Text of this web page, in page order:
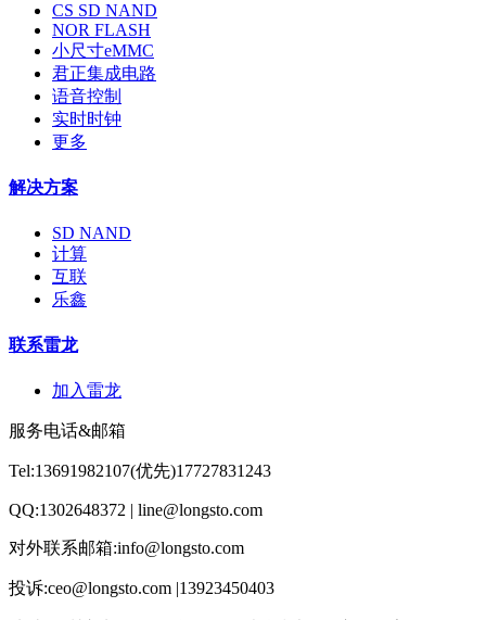
CS SD NAND
NOR FLASH
小尺寸eMMC
君正集成电路
语音控制
实时时钟
更多
解决方案
SD NAND
计算
互联
乐鑫
联系雷龙
加入雷龙
服务电话&邮箱
Tel:13691982107(优先)17727831243
QQ:1302648372 | line@longsto.com
对外联系邮箱:info@longsto.com
投诉:ceo@longsto.com |13923450403